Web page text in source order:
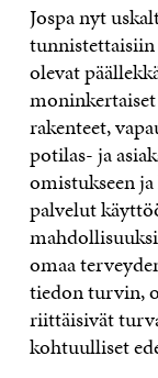
Jospa nyt
tunnistettaisiin
olevat
rakenteet,
potilas- ja
omistukseen
palvelut
omaa
tiedon turvin,
riittäisivät
kohtuulliset